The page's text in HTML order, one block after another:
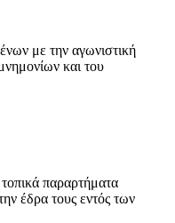
με την αγωνιστική
και του
παραρτήματα
έδρα τους εντός των